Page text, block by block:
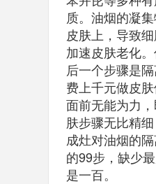
质。油烟的凝
皮肤上，导致
加速皮肤老化
后一个步骤是
费上千元做皮
面前无能为力
肤步骤无比精
成灶对油烟的
的99步，缺少
是一百。